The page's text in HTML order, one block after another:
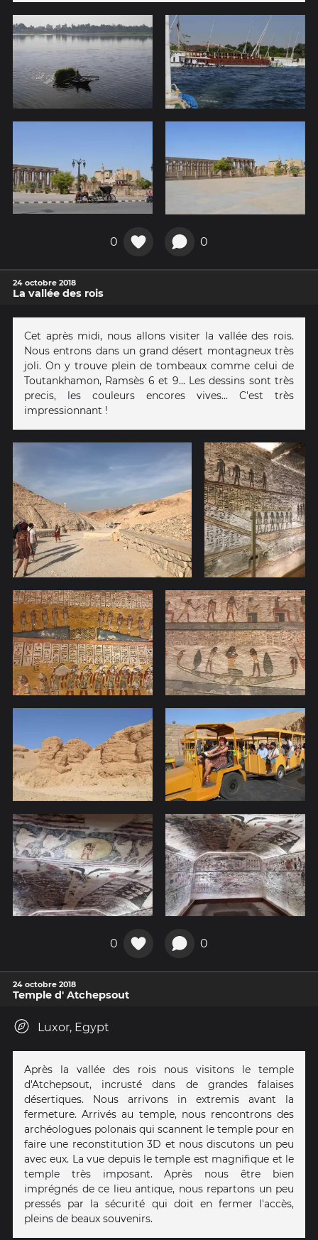
0 0
24 octobre 2018
La vallée des rois
Cet après midi, nous allons visiter la vallée des rois.
Nous entrons dans un grand désert montagneux très
joli. On y trouve plein de tombeaux comme celui de
Toutankhamon, Ramsès 6 et 9... Les dessins sont très
precis, les couleurs encores vives... C'est très
impressionnant !
0 0
24 octobre 2018
Temple d' Atchepsout
Luxor, Egypt
Après la vallée des rois nous visitons le temple
d'Atchepsout, incrusté dans de grandes falaises
désertiques. Nous arrivons in extremis avant la
fermeture. Arrivés au temple, nous rencontrons des
archéologues polonais qui scannent le temple pour en
faire une reconstitution 3D et nous discutons un peu
avec eux. La vue depuis le temple est magnifique et le
temple très imposant. Après nous être bien
imprégnés de ce lieu antique, nous repartons un peu
pressés par la sécurité qui doit en fermer l'accès,
pleins de beaux souvenirs.